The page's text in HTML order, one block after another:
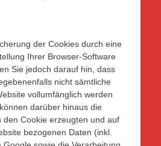
der Cookies durch eine
Ihrer Browser-Software
Sie jedoch darauf hin, dass
nicht sämtliche
vollumfänglich werden
darüber hinaus die
den Cookie erzeugten und auf
bezogenen Daten (inkl.